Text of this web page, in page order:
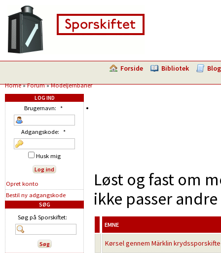
Forside Bibliotek Blog
Home»Forum»Modeljernbaner
Løst og fast om
ikke passer
EMNE
Kørsel gennem Märklin krydssporskifte
LOG IND
Brugernavn: *
Adgangskode: *
Husk mig
Opret konto
Bestil ny adgangskode
SØG
Søg på Sporskiftet: